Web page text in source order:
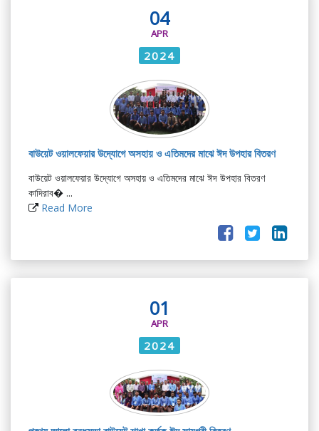
04
APR
2024
বাউয়েট ওয়ালফেয়ার উদ্যোগে অসহায় ও এতিমদের মাঝে ঈদ উপহার বিতরণ
বাউয়েট ওয়ালফেয়ার উদ্যোগে অসহায় ও এতিমদের মাঝে ঈদ উপহার বিতরণ
কাদিরাব� ...
Read More
01
APR
2024